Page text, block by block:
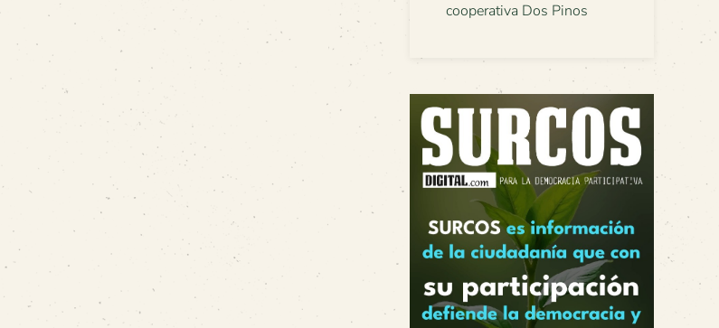
cooperativa Dos Pinos